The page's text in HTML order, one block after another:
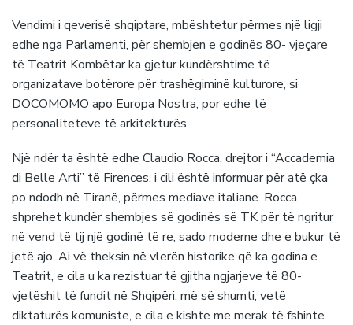
Vendimi i qeverisë shqiptare, mbështetur përmes një ligji
edhe nga Parlamenti, për shembjen e godinës 80- vjeçare
të Teatrit Kombëtar ka gjetur kundërshtime të
organizatave botërore për trashëgiminë kulturore, si
DOCOMOMO apo Europa Nostra, por edhe të
personaliteteve të arkitekturës.
Një ndër ta është edhe Claudio Rocca, drejtor i “Accademia
di Belle Arti” të Firences, i cili është informuar për atë çka
po ndodh në Tiranë, përmes mediave italiane. Rocca
shprehet kundër shembjes së godinës së TK për të ngritur
në vend të tij një godinë të re, sado moderne dhe e bukur të
jetë ajo. Ai vë theksin në vlerën historike që ka godina e
Teatrit, e cila u ka rezistuar të gjitha ngjarjeve të 80-
vjetëshit të fundit në Shqipëri, më së shumti, vetë
diktaturës komuniste, e cila e kishte me merak të fshinte